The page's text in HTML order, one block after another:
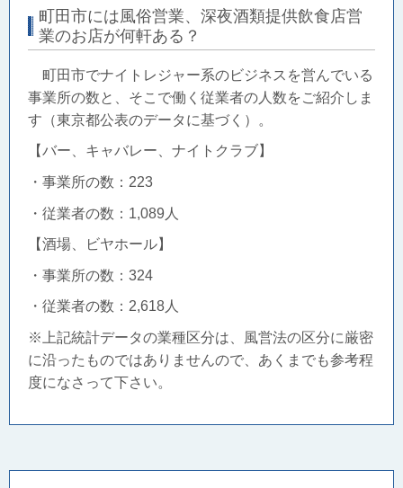
町田市には風俗営業、深夜酒類提供飲食店営
業のお店が何軒ある？
町田市でナイトレジャー系のビジネスを営んでいる
事業所の数と、そこで働く従業者の人数をご紹介しま
す（東京都公表のデータに基づく）。
【バー、キャバレー、ナイトクラブ】
・事業所の数：223
・従業者の数：1,089人
【酒場、ビヤホール】
・事業所の数：324
・従業者の数：2,618人
※上記統計データの業種区分は、風営法の区分に厳密
に沿ったものではありませんので、あくまでも参考程
度になさって下さい。